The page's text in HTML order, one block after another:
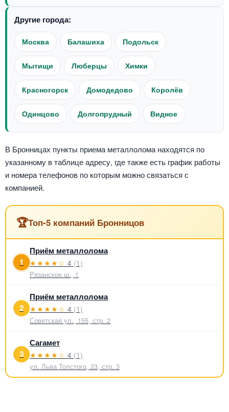
Другие города:
Москва Балашиха Подольск
Мытищи Люберцы Химки
Красногорск Домодедово Королёв
Одинцово Долгопрудный Видное
В Бронницах пункты приема металлолома находятся по
указанному в таблице адресу, где также есть график работы
и номера телефонов по которым можно связаться с
компанией.
🏆Топ-5 компаний Бронницов
1
Приём металлолома
★★★★☆ 4 (1)
Рязанское ш., 1
2
Приём металлолома
★★★★☆ 4 (1)
Советская ул., 155, стр. 2
3
Сагамет
★★★★☆ 4 (1)
ул. Льва Толстого, 23, стр. 3